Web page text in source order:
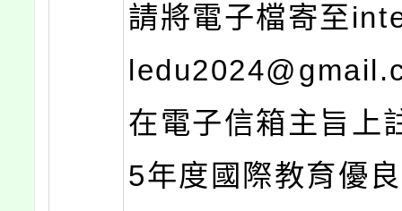
請將電子檔寄至
在電子信箱主旨上
5年度國際教育優